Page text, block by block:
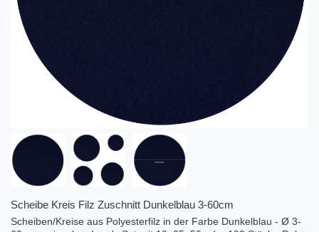
Scheibe Kreis Filz Zuschnitt Dunkelblau 3-60cm
Scheiben/Kreise aus Polyesterfilz in der Farbe Dunkelblau - Ø 3-